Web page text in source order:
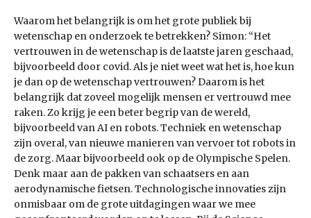
Waarom het belangrijk is om het grote publiek bij
wetenschap en onderzoek te betrekken? Simon: “Het
vertrouwen in de wetenschap is de laatste jaren geschaad,
bijvoorbeeld door covid. Als je niet weet wat het is, hoe kun
je dan op de wetenschap vertrouwen? Daarom is het
belangrijk dat zoveel mogelijk mensen er vertrouwd mee
raken. Zo krijg je een beter begrip van de wereld,
bijvoorbeeld van AI en robots. Techniek en wetenschap
zijn overal, van nieuwe manieren van vervoer tot robots in
de zorg. Maar bijvoorbeeld ook op de Olympische Spelen.
Denk maar aan de pakken van schaatsers en aan
aerodynamische fietsen. Technologische innovaties zijn
onmisbaar om de grote uitdagingen waar we mee